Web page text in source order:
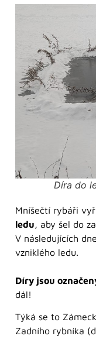
Díra do
Mníšečtí rybáři
ledu, aby šel do
V následujících
vzniklého ledu.
Díry jsou
dál!
Týká se to
Zadního rybníka